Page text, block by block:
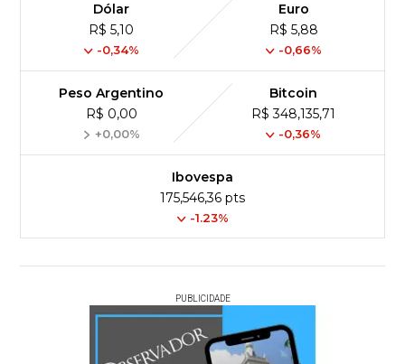
Dólar
R$ 5,10
-0,34%
Euro
R$ 5,88
-0,66%
Peso Argentino
R$ 0,00
+0,00%
Bitcoin
R$ 348,135,71
-0,36%
Ibovespa
175,546,36 pts
-1.23%
PUBLICIDADE